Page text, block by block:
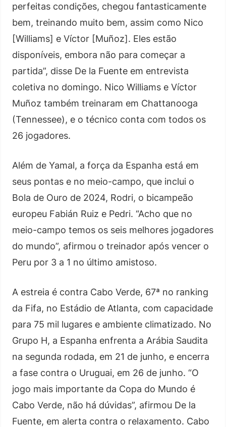
perfeitas condições, chegou fantasticamente
bem, treinando muito bem, assim como Nico
[Williams] e Víctor [Muñoz]. Eles estão
disponíveis, embora não para começar a
partida”, disse De la Fuente em entrevista
coletiva no domingo. Nico Williams e Víctor
Muñoz também treinaram em Chattanooga
(Tennessee), e o técnico conta com todos os
26 jogadores.
Além de Yamal, a força da Espanha está em
seus pontas e no meio-campo, que inclui o
Bola de Ouro de 2024, Rodri, o bicampeão
europeu Fabián Ruiz e Pedri. “Acho que no
meio-campo temos os seis melhores jogadores
do mundo”, afirmou o treinador após vencer o
Peru por 3 a 1 no último amistoso.
A estreia é contra Cabo Verde, 67ª no ranking
da Fifa, no Estádio de Atlanta, com capacidade
para 75 mil lugares e ambiente climatizado. No
Grupo H, a Espanha enfrenta a Arábia Saudita
na segunda rodada, em 21 de junho, e encerra
a fase contra o Uruguai, em 26 de junho. “O
jogo mais importante da Copa do Mundo é
Cabo Verde, não há dúvidas”, afirmou De la
Fuente, em alerta contra o relaxamento. Cabo